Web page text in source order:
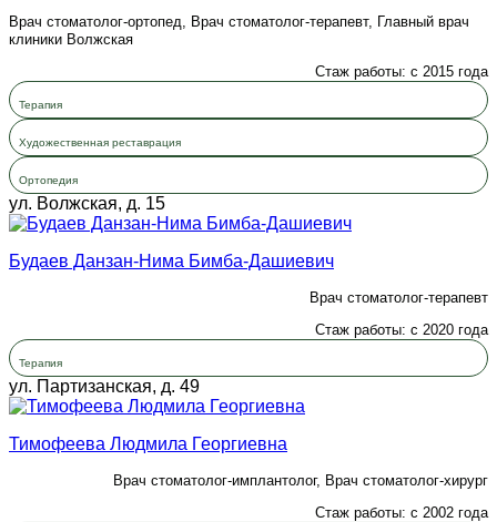
Врач стоматолог-ортопед, Врач стоматолог-терапевт, Главный врач
клиники Волжская
Стаж работы: с 2015 года
Терапия
Художественная реставрация
Ортопедия
ул. Волжская, д. 15
Будаев Данзан-Нима Бимба-Дашиевич
Врач стоматолог-терапевт
Стаж работы: с 2020 года
Терапия
ул. Партизанская, д. 49
Тимофеева Людмила Георгиевна
Врач стоматолог-имплантолог, Врач стоматолог-хирург
Стаж работы: с 2002 года